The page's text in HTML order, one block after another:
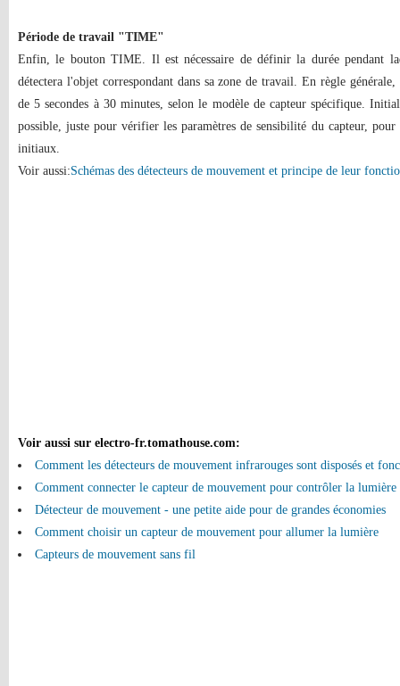
Période de travail "TIME"
Enfin, le bouton TIME. Il est nécessaire de définir la durée pendant
détectera l'objet correspondant dans sa zone de travail. En règle
de 5 secondes à 30 minutes, selon le modèle de capteur spécifique.
possible, juste pour vérifier les paramètres de sensibilité du capteur,
initiaux.
Voir aussi:Schémas des détecteurs de mouvement et principe de leur
Voir aussi sur electro-fr.tomathouse.com:
Comment les détecteurs de mouvement infrarouges sont disposés et
Comment connecter le capteur de mouvement pour contrôler la lumière
Détecteur de mouvement - une petite aide pour de grandes économies
Comment choisir un capteur de mouvement pour allumer la lumière
Capteurs de mouvement sans fil